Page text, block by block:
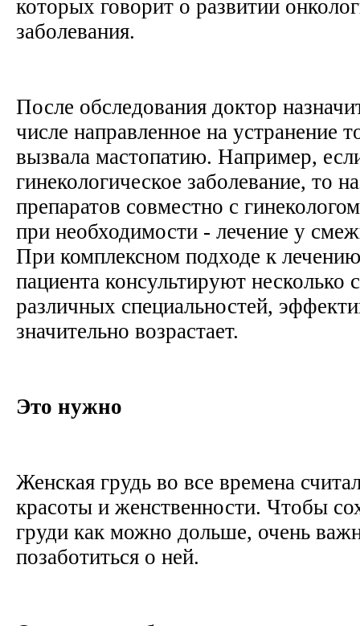
которых говорит о развитии
заболевания.
После обследования доктор
числе направленное на устранение
вызвала мастопатию. Например,
гинекологическое заболевание, то
препаратов совместно с
при необходимости - лечение у
При комплексном подходе к
пациента консультируют несколько
различных специальностей,
значительно возрастает.
Это нужно
Женская грудь во все времена
красоты и женственности. Чтобы
груди как можно дольше, очень
позаботиться о ней.